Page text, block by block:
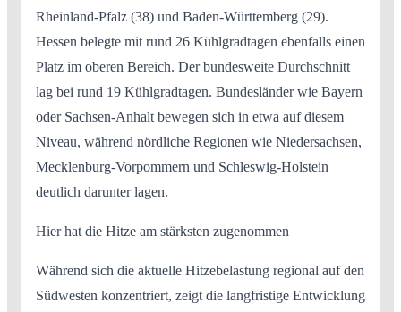
Rheinland-Pfalz (38) und Baden-Württemberg (29).
Hessen belegte mit rund 26 Kühlgradtagen ebenfalls einen
Platz im oberen Bereich. Der bundesweite Durchschnitt
lag bei rund 19 Kühlgradtagen. Bundesländer wie Bayern
oder Sachsen-Anhalt bewegen sich in etwa auf diesem
Niveau, während nördliche Regionen wie Niedersachsen,
Mecklenburg-Vorpommern und Schleswig-Holstein
deutlich darunter lagen.
Hier hat die Hitze am stärksten zugenommen
Während sich die aktuelle Hitzebelastung regional auf den
Südwesten konzentriert, zeigt die langfristige Entwicklung